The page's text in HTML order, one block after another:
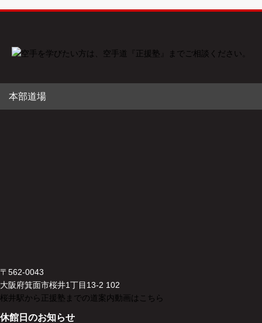
本部道場
〒562-0043
大阪府箕面市桜井1丁目13-2 102
桜井駅から正援塾までの道案内動画はこちら
休館日のお知らせ